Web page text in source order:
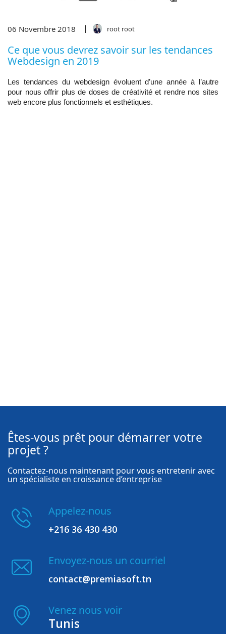
06 Novembre 2018 root root
Ce que vous devrez savoir sur les tendances
Webdesign en 2019
Les tendances du webdesign évoluent d’une année à l’autre
pour nous offrir plus de doses de créativité et rendre nos sites
web encore plus fonctionnels et esthétiques.
Êtes-vous prêt pour démarrer votre
projet ?
Contactez-nous maintenant pour vous entretenir avec
un spécialiste en croissance d’entreprise
Appelez-nous
+216 36 430 430
Envoyez-nous un courriel
contact@premiasoft.tn
Venez nous voir
Tunis